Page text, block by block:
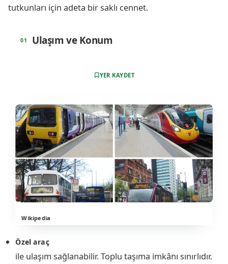
tutkunları için adeta bir saklı cennet.
Ulaşım ve Konum
YER KAYDET
Wikipedia
Özel araç
ile ulaşım sağlanabilir. Toplu taşıma imkânı sınırlıdır.